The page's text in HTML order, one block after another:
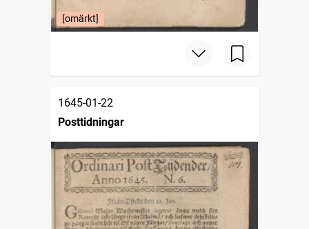
[omärkt]
1645-01-22
Posttidningar